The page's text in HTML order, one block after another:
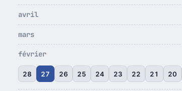
avril
mars
février
28 27 26 25 24 23 22 21 20